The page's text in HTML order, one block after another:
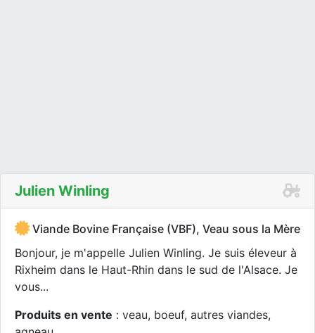
Julien Winling
Viande Bovine Française (VBF), Veau sous la Mère
Bonjour, je m'appelle Julien Winling. Je suis éleveur à
Rixheim dans le Haut-Rhin dans le sud de l'Alsace. Je
vous...
Produits en vente : veau, boeuf, autres viandes,